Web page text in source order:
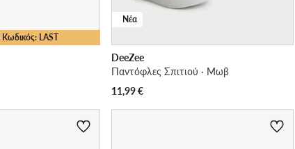
LAST
Νέα
DeeZee
Παντόφλες Σπιτιού · Μωβ
11,99€